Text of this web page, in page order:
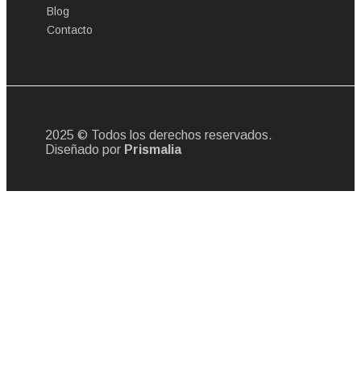
Blog
Contacto
2025 © Todos los derechos reservados.
Diseñado por Prismalia